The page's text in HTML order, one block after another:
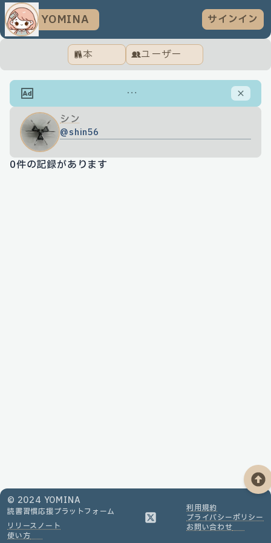
YOMINA サインイン
本 ユーザー
…
シン
@shin56
0件の記録があります
© 2024 YOMINA
読書習慣応援プラットフォーム
リリースノート
使い方
利用規約
プライバシーポリシー
お問い合わせ